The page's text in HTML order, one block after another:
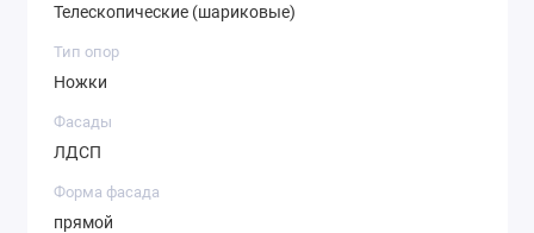
Телескопические (шариковые)
Тип опор
Ножки
Фасады
ЛДСП
Форма фасада
прямой